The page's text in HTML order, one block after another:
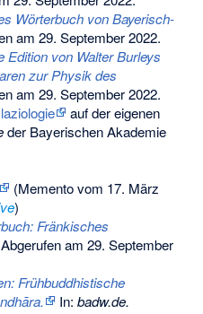
Wörterbuch von Bayerisch-
am 29. September 2022.
Edition von Walter Burleys
zur Physik des
am 29. September 2022.
auf der eigenen
der Bayerischen Akademie
(Mementovom 17. März
)
Fränkisches
Abgerufen am 29. September
Frühbuddhistische
In:badw.de.